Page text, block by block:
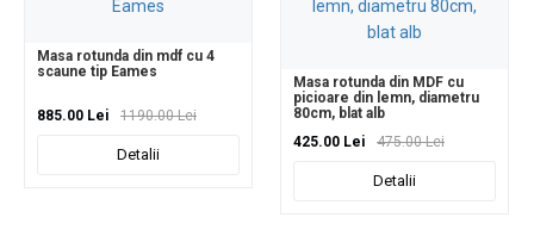
Masa rotunda din mdf cu 4
scaune tip Eames
885.00 Lei 1190.00 Lei
Detalii
Masa rotunda din MDF cu
picioare din lemn, diametru
80cm, blat alb
425.00 Lei
475.00 Lei
Detalii